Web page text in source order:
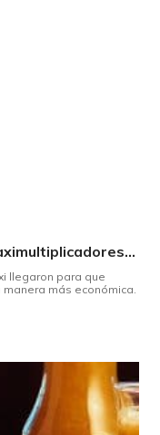
Triplique sus ahorros con los Maximultiplicadores de Supermaxi
llegaron para que
más económica.